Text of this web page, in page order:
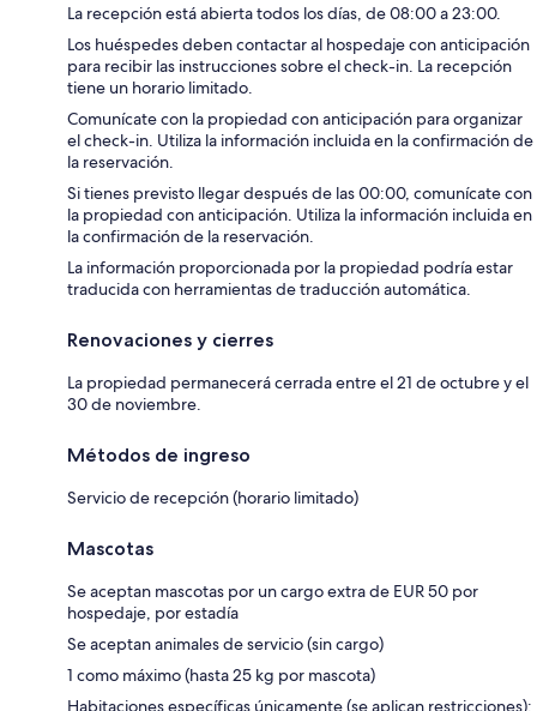
La recepción está abierta todos los días, de 08:00 a 23:00.
Los huéspedes deben contactar al hospedaje con anticipación
para recibir las instrucciones sobre el check-in. La recepción
tiene un horario limitado.
Comunícate con la propiedad con anticipación para organizar
el check-in. Utiliza la información incluida en la confirmación de
la reservación.
Si tienes previsto llegar después de las 00:00, comunícate con
la propiedad con anticipación. Utiliza la información incluida en
la confirmación de la reservación.
La información proporcionada por la propiedad podría estar
traducida con herramientas de traducción automática.
Renovaciones y cierres
La propiedad permanecerá cerrada entre el 21 de octubre y el
30 de noviembre.
Métodos de ingreso
Servicio de recepción (horario limitado)
Mascotas
Se aceptan mascotas por un cargo extra de EUR 50 por
hospedaje, por estadía
Se aceptan animales de servicio (sin cargo)
1 como máximo (hasta 25 kg por mascota)
Habitaciones específicas únicamente (se aplican restricciones):